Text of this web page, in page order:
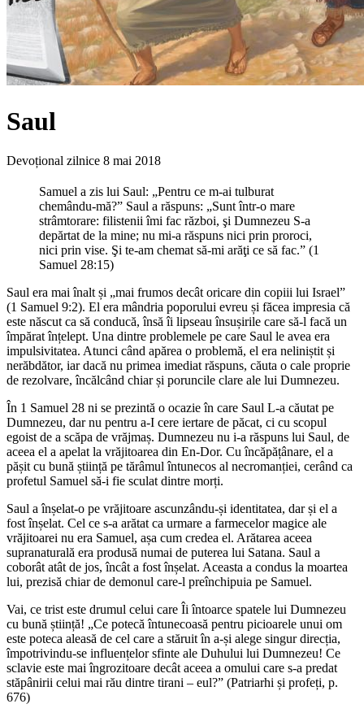
Saul
Devoțional zilnice 8 mai 2018
Samuel a zis lui Saul: „Pentru ce m-ai tulburat
chemându-mă?” Saul a răspuns: „Sunt într-o mare
strâmtorare: filistenii îmi fac război, şi Dumnezeu S-a
depărtat de la mine; nu mi-a răspuns nici prin proroci,
nici prin vise. Şi te-am chemat să-mi arăţi ce să fac.” (1
Samuel 28:15)
Saul era mai înalt și „mai frumos decât oricare din copiii lui Israel”
(1 Samuel 9:2). El era mândria poporului evreu și făcea impresia că
este născut ca să conducă, însă îi lipseau însușirile care să-l facă un
împărat înțelept. Una dintre problemele pe care Saul le avea era
impulsivitatea. Atunci când apărea o problemă, el era neliniștit și
nerăbdător, iar dacă nu primea imediat răspuns, căuta o cale proprie
de rezolvare, încălcând chiar și poruncile clare ale lui Dumnezeu.
În 1 Samuel 28 ni se prezintă o ocazie în care Saul L-a căutat pe
Dumnezeu, dar nu pentru a-I cere iertare de păcat, ci cu scopul
egoist de a scăpa de vrăjmaș. Dumnezeu nu i-a răspuns lui Saul, de
aceea el a apelat la vrăjitoarea din En-Dor. Cu încăpățânare, el a
pășit cu bună știință pe tărâmul întunecos al necromanției, cerând ca
profetul Samuel să-i fie sculat dintre morți.
Saul a înșelat-o pe vrăjitoare ascunzându-și identitatea, dar și el a
fost înșelat. Cel ce s-a arătat ca urmare a farmecelor magice ale
vrăjitoarei nu era Samuel, așa cum credea el. Arătarea aceea
supranaturală era produsă numai de puterea lui Satana. Saul a
coborât atât de jos, încât a fost înșelat. Aceasta a condus la moartea
lui, prezisă chiar de demonul care-l preînchipuia pe Samuel.
Vai, ce trist este drumul celui care Îi întoarce spatele lui Dumnezeu
cu bună știință! „Ce potecă întunecoasă pentru picioarele unui om
este poteca aleasă de cel care a stăruit în a-și alege singur direcția,
împotrivindu-se influențelor sfinte ale Duhului lui Dumnezeu! Ce
sclavie este mai îngrozitoare decât aceea a omului care s-a predat
stăpânirii celui mai rău dintre tirani – eul?” (Patriarhi și profeți, p.
676)